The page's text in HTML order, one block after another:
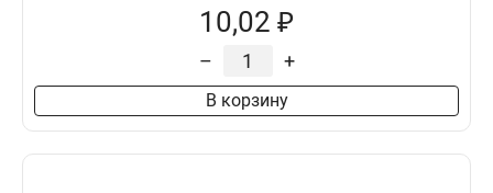
10,02 ₽
– +
В корзину